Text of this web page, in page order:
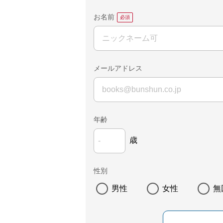
お名前
メールアドレス
年齢
歳
性別
男性 女性 無